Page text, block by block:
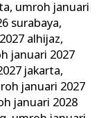
, umroh januari
surabaya,
alhijaz,
januari 2027
jakarta,
januari 2027
januari 2028